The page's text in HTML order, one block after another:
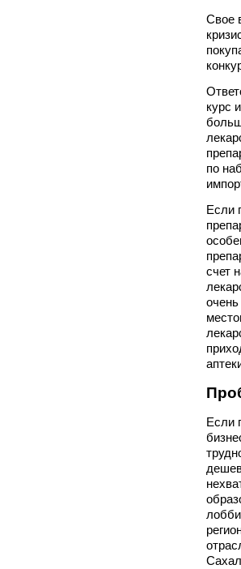
Свое
курс
по
Если
счет
Если